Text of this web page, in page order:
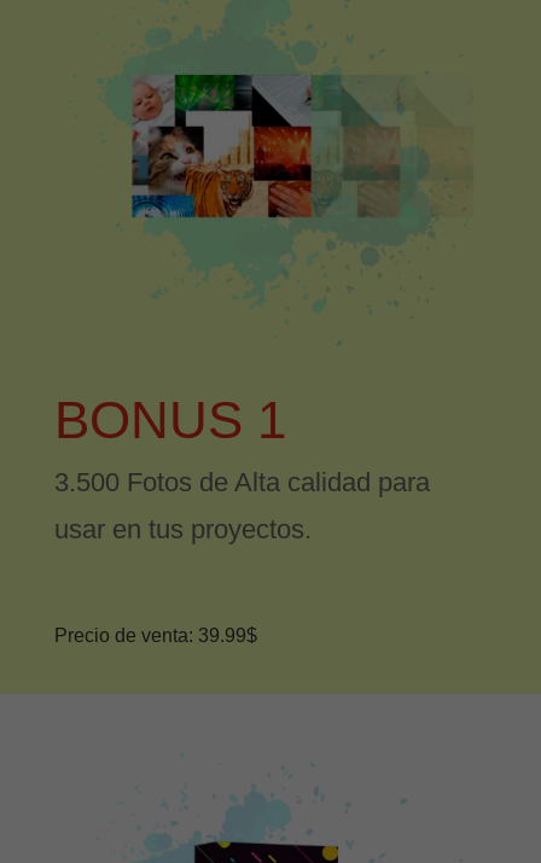
BONUS 1
3.500 Fotos de Alta calidad para
usar en tus proyectos.
Precio de venta: 39.99$